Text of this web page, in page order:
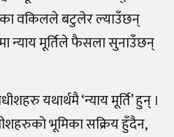
वकिलले बटुलेर ल्याउँछन्
न्याय मूर्तिले फैसला सुनाउँछन्
यथार्थमै ‘न्याय मूर्ति’ हुन् ।
भूमिका सक्रिय हुँदैन,